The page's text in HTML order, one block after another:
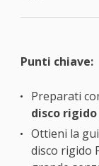
Punti chiave:
Preparati
disco rigido
Ottieni la
disco rigido